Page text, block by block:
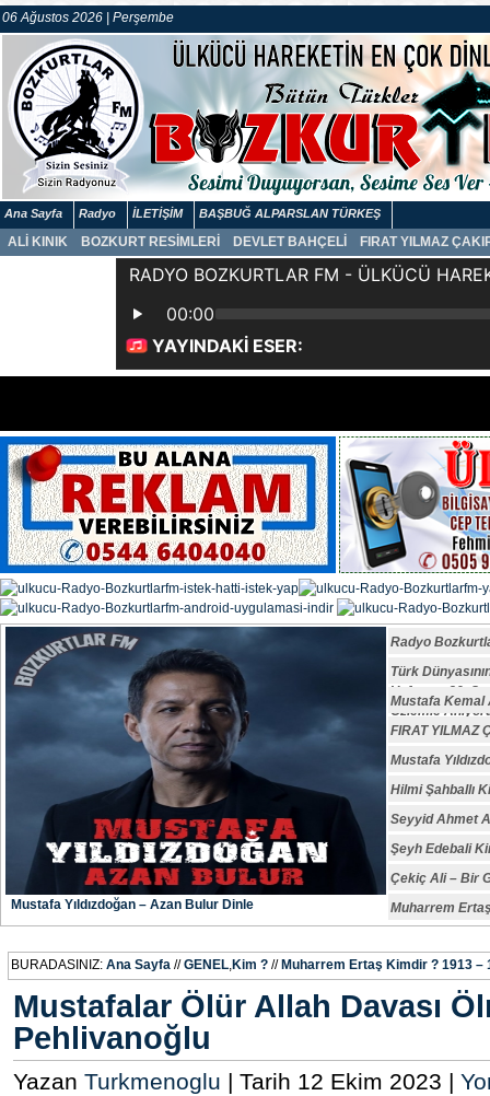
06 Ağustos 2026 | Perşembe
Ana Sayfa Radyo İLETİŞİM BAŞBUĞ ALPARSLAN TÜRKEŞ
ALİ KINIK BOZKURT RESİMLERİ DEVLET BAHÇELİ FIRAT YILMAZ
Mustafa Yıldızdoğan – Azan Bulur Dinle
Radyo
Türk
Vefatının 29.
Özlemle
Mustafa Kemal
FIRAT YILMAZ
Mustafa
Hilmi Şahballı
Seyyid Ahmet
Şeyh Edebali
Çekiç Ali – Bir
Muharrem
BURADASINIZ: Ana Sayfa //GENEL,Kim ? // Muharrem Ertaş Kimdir ? 1913 –
Mustafalar Ölür Allah Davası
Pehlivanoğlu
Yazan Turkmenoglu | Tarih 12 Ekim 2023 |